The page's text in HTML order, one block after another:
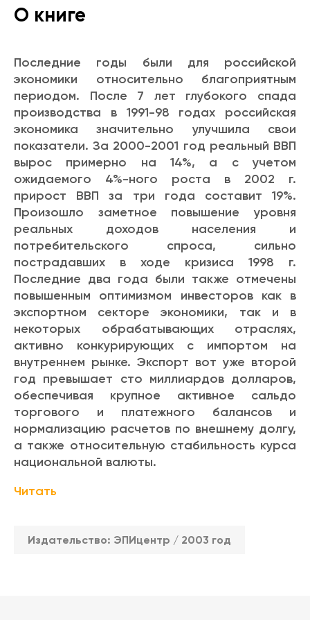
О книге
Последние годы были для российской
экономики относительно благоприятным
периодом. После 7 лет глубокого спада
производства в 1991-98 годах российская
экономика значительно улучшила свои
показатели. За 2000-2001 год реальный ВВП
вырос примерно на 14%, а с учетом
ожидаемого 4%-ного роста в 2002 г.
прирост ВВП за три года составит 19%.
Произошло заметное повышение уровня
реальных доходов населения и
потребительского спроса, сильно
пострадавших в ходе кризиса 1998 г.
Последние два года были также отмечены
повышенным оптимизмом инвесторов как в
экспортном секторе экономики, так и в
некоторых обрабатывающих отраслях,
активно конкурирующих с импортом на
внутреннем рынке. Экспорт вот уже второй
год превышает сто миллиардов долларов,
обеспечивая крупное активное сальдо
торгового и платежного балансов и
нормализацию расчетов по внешнему долгу,
а также относительную стабильность курса
национальной валюты.
Читать
Издательство: ЭПИцентр / 2003 год